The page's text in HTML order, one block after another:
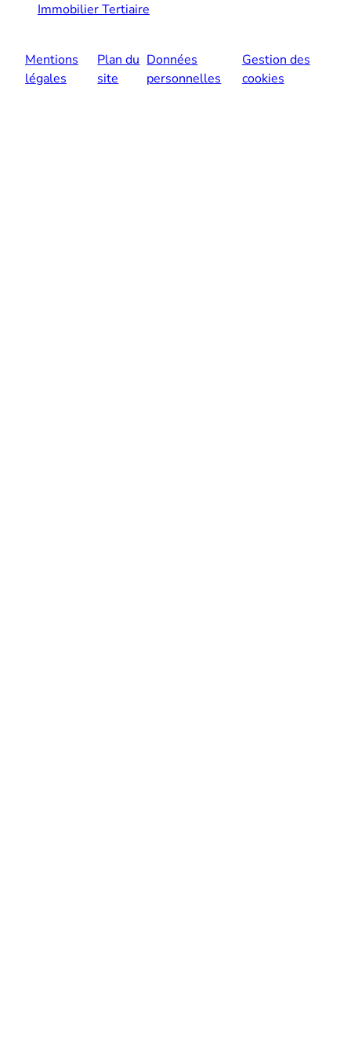
Immobilier Tertiaire
Mentions
légales
Plan du
site
Données
personnelles
Gestion des
cookies